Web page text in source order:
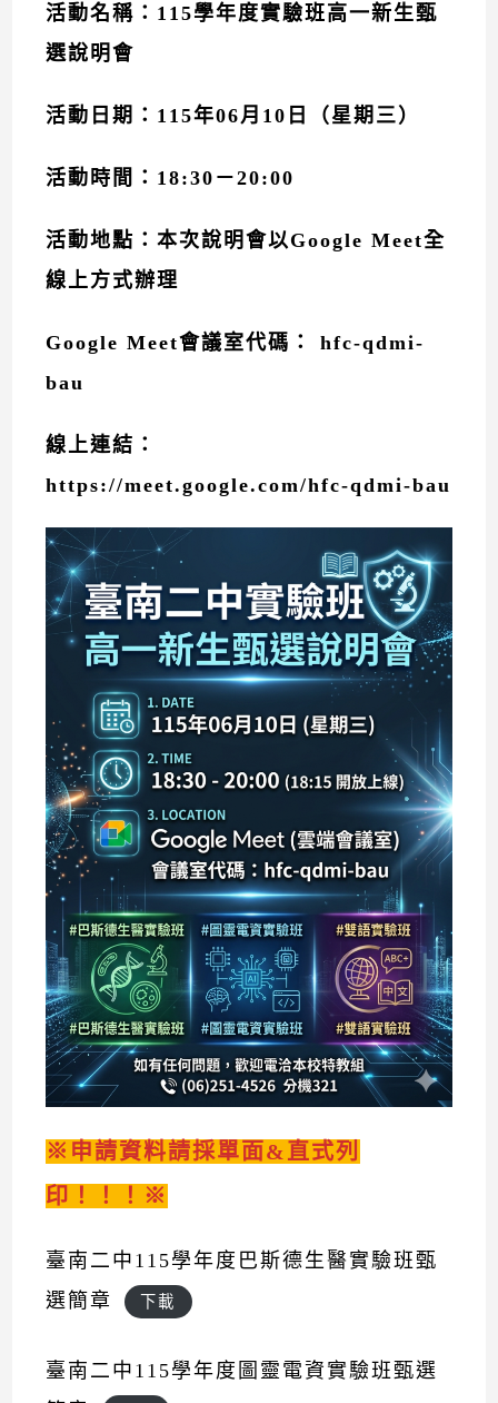
活動名稱：115學年度實驗班高一新生甄
選說明會
活動日期：115年06月10日（星期三）
活動時間：18:30－20:00
活動地點：本次說明會以 Google Meet全
線上方式辦理
Google Meet會議室代碼： hfc-qdmi-
bau
線上連結：
https://meet.google.com/hfc-qdmi-bau
※申請資料請採單面&直式列
印！！！※
臺南二中115學年度巴斯德生醫實驗班甄
選簡章
下載
臺南二中115學年度圖靈電資實驗班甄選